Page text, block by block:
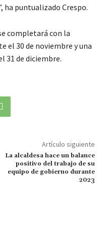
ha puntualizado Crespo.
completará con la
el 30 de noviembre y una
31 de diciembre.
Artículo siguiente
La alcaldesa hace un balance
positivo del trabajo de su
equipo de gobierno durante
2023